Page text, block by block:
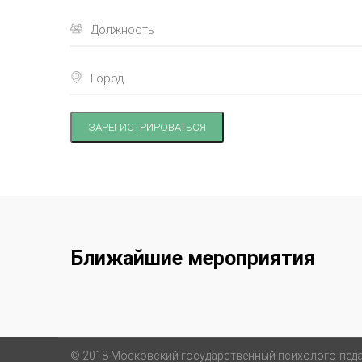
ЗАРЕГИСТРИРОВАТЬСЯ
Ближайшие мероприятия
© 2018 Московский государственный психолого-